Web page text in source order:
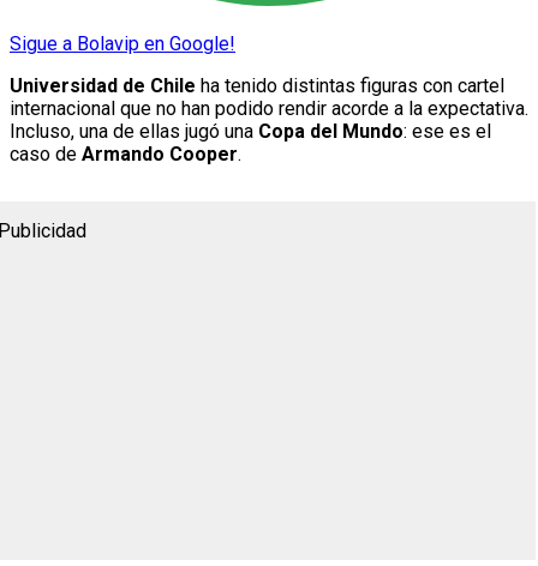
Sigue a Bolavip en Google!
Universidad de Chile ha tenido distintas figuras con cartel
internacional que no han podido rendir acorde a la expectativa.
Incluso, una de ellas jugó una Copa del Mundo: ese es el
caso de Armando Cooper.